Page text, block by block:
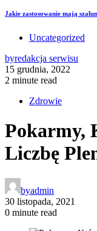
Jakie zastosowanie mają
Uncategorized
byredakcja serwisu
15 grudnia, 2022
2 minute read
Zdrowie
Pokarmy,
Liczbę
byadmin
30 listopada, 2021
0 minute read